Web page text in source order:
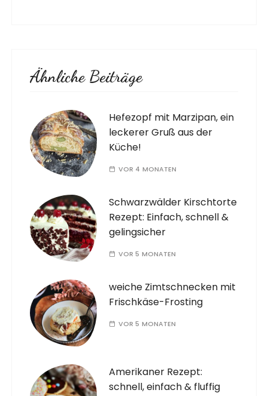
Ähnliche Beiträge
Hefezopf mit Marzipan, ein
leckerer Gruß aus der
Küche!
VOR 4 MONATEN
Schwarzwälder Kirschtorte
Rezept: Einfach, schnell &
gelingsicher
VOR 5 MONATEN
weiche Zimtschnecken mit
Frischkäse-Frosting
VOR 5 MONATEN
Amerikaner Rezept:
schnell, einfach & fluffig